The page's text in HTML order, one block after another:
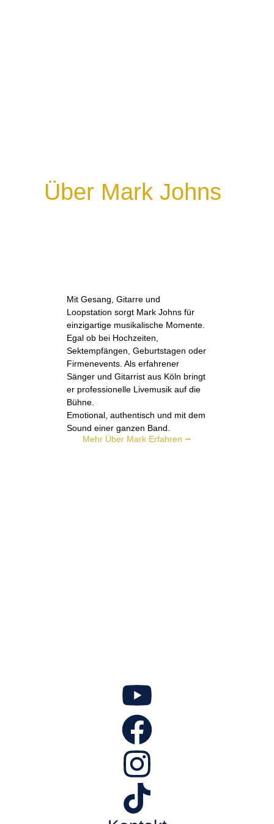
Über Mark Johns
Mit Gesang, Gitarre und
Loopstation sorgt Mark Johns für
einzigartige musikalische Momente.
Egal ob bei Hochzeiten,
Sektempfängen, Geburtstagen oder
Firmenevents. Als erfahrener
Sänger und Gitarrist aus Köln bringt
er professionelle Livemusik auf die
Bühne.
Emotional, authentisch und mit dem
Sound einer ganzen Band.
Mehr Über Mark Erfahren ⭢